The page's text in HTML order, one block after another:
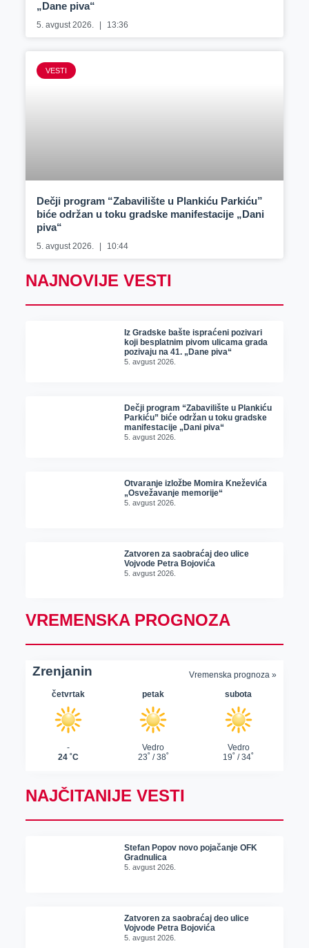
„Dane piva“
5. avgust 2026. 13:36
VESTI
Dečji program “Zabavilište u Plankiću Parkiću”
biće održan u toku gradske manifestacije „Dani
piva“
5. avgust 2026. 10:44
NAJNOVIJE VESTI
Iz Gradske bašte ispraćeni pozivari
koji besplatnim pivom ulicama grada
pozivaju na 41. „Dane piva“
5. avgust 2026.
Dečji program “Zabavilište u Plankiću
Parkiću” biće održan u toku gradske
manifestacije „Dani piva“
5. avgust 2026.
Otvaranje izložbe Momira Kneževića
„Osvežavanje memorije“
5. avgust 2026.
Zatvoren za saobraćaj deo ulice
Vojvode Petra Bojovića
5. avgust 2026.
VREMENSKA PROGNOZA
NAJČITANIJE VESTI
Stefan Popov novo pojačanje OFK
Gradnulica
5. avgust 2026.
Zatvoren za saobraćaj deo ulice
Vojvode Petra Bojovića
5. avgust 2026.